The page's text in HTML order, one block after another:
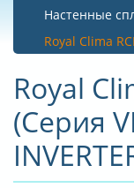
КАТАЛОГ
АКЦИИ И
УСЛУГИ
БИБЛИОТЕКА
НОВОСТИ
Настенные
Royal Clima
Royal
(Серия